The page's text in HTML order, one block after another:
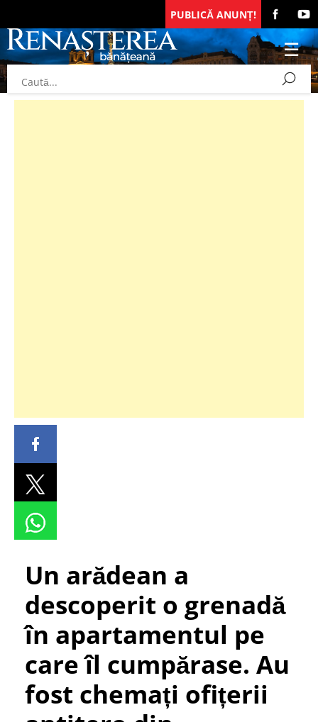
PUBLICĂ ANUNȚ!
Un arădean a
descoperit o grenadă
în apartamentul pe
care îl cumpărase. Au
fost chemați ofițerii